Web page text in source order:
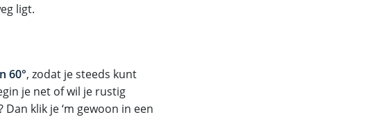
ligt.
60°, zodat je steeds kunt
je net of wil je rustig
klik je ‘m gewoon in een